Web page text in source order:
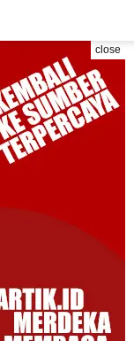
close